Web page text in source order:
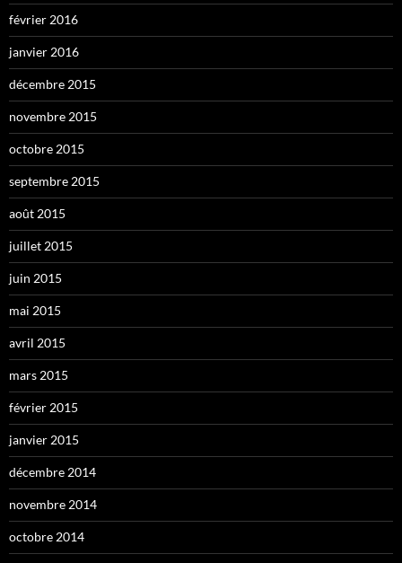
février 2016
janvier 2016
décembre 2015
novembre 2015
octobre 2015
septembre 2015
août 2015
juillet 2015
juin 2015
mai 2015
avril 2015
mars 2015
février 2015
janvier 2015
décembre 2014
novembre 2014
octobre 2014